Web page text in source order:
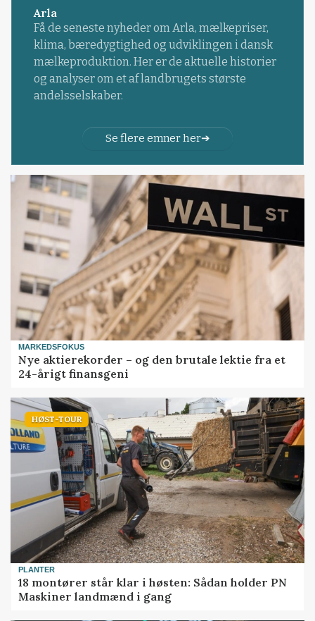
Arla
Få de seneste nyheder om Arla, mælkepriser,
klima, bæredygtighed og udviklingen i dansk
mælkeproduktion. Her er de aktuelle historier
og analyser om et af landbrugets største
andelsselskaber.
Se flere emner her
MARKEDSFOKUS
Nye aktierekorder – og den brutale lektie fra et
24-årigt finansgeni
HØST-TOUR
PLANTER
18 montører står klar i høsten: Sådan holder PN
Maskiner landmænd i gang